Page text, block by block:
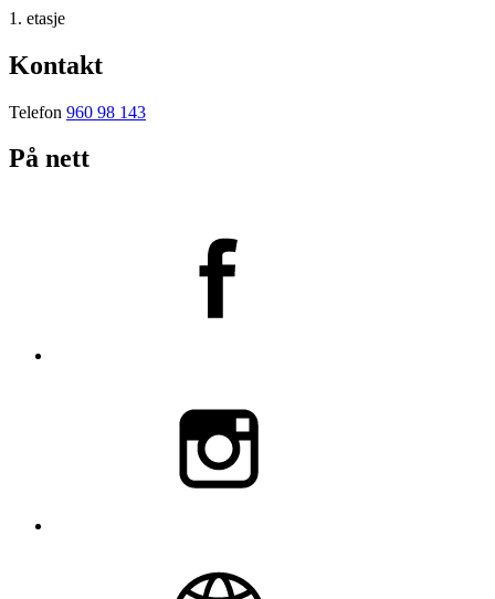
1. etasje
Kontakt
Telefon 960 98 143
På nett